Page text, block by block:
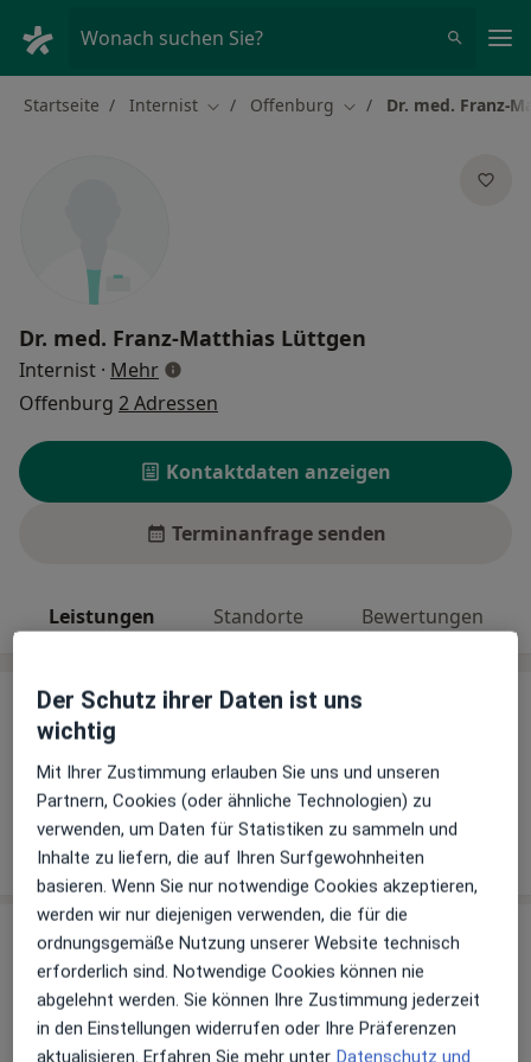
Wonach suchen Sie?
Startseite Internist Stadt ändern
Offenburg Stadt ändern
Dr. med. Franz-
Dr. med. Franz-Matthias Lüttgen
Internist · Mehrüber Spezialisierungen
Offenburg 2 Adressen
Kontaktdaten anzeigen
Terminanfrage senden
Leistungen Standorte Bewertungen
Leistungen
Auf diesem Profil wurden noch keine Informationen
über Leistungen hinzugefügt.
Sind Sie Dr. med. Franz-Matthias Lüttgen?
Arzt-Info
Hinterlegen Sie kostenlos ein Portraitbild, Ihre
Der Schutz ihrer Daten ist uns
wichtig
Mit Ihrer Zustimmung erlauben Sie uns und unseren
Partnern, Cookies (oder ähnliche Technologien) zu
verwenden, um Daten für Statistiken zu sammeln und
Inhalte zu liefern, die auf Ihren Surfgewohnheiten
basieren. Wenn Sie nur notwendige Cookies akzeptieren,
werden wir nur diejenigen verwenden, die für die
ordnungsgemäße Nutzung unserer Website technisch
erforderlich sind. Notwendige Cookies können nie
abgelehnt werden. Sie können Ihre Zustimmung jederzeit
in den Einstellungen widerrufen oder Ihre Präferenzen
aktualisieren. Erfahren Sie mehr unter Datenschutz und